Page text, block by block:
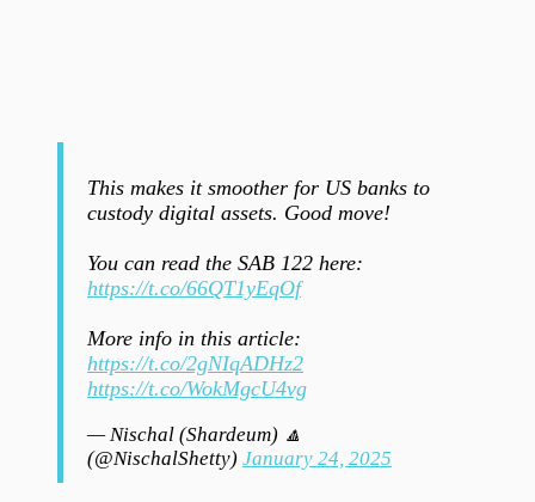
This makes it smoother for US banks to
custody digital assets. Good move!
You can read the SAB 122 here:
https://t.co/66QT1yEqOf
More info in this article:
https://t.co/2gNIqADHz2
https://t.co/WokMgcU4vg
— Nischal (Shardeum) 🔼
(@NischalShetty) January 24, 2025